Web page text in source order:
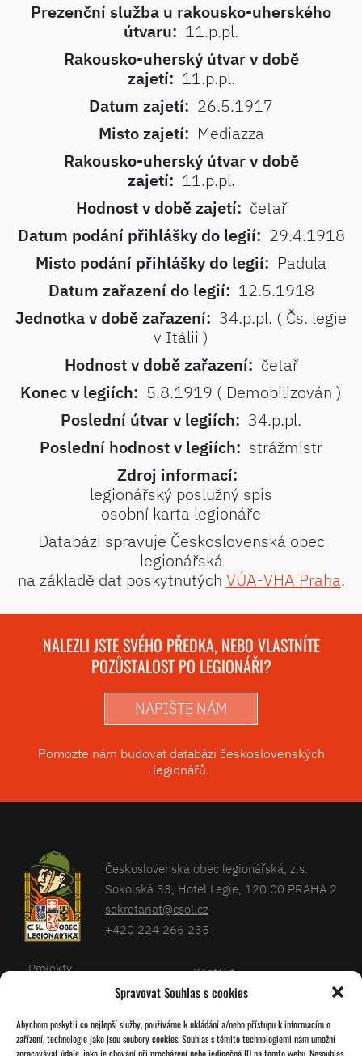
Spravovat Souhlas s cookies
Abychom poskytli co nejlepší služby, používáme k ukládání a/nebo přístupu k informacím o
zařízení, technologie jako jsou soubory cookies. Souhlas s těmito technologiemi nám umožní
zpracovávat údaje, jako je chování při procházení nebo jedinečná ID na tomto webu. Nesouhlas
Prezenční služba u rakousko-uherského
útvaru: 11.p.pl.
Rakousko-uherský útvar v době
zajetí: 11.p.pl.
Datum zajetí: 26.5.1917
Misto zajetí: Mediazza
Rakousko-uherský útvar v době
zajetí: 11.p.pl.
Hodnost v době zajetí: četař
Datum podání přihlášky do legií: 29.4.1918
Misto podání přihlášky do legií: Padula
Datum zařazení do legií: 12.5.1918
Jednotka v době zařazení: 34.p.pl. ( Čs. legie
v Itálii )
Hodnost v době zařazení: četař
Konec v legiích: 5.8.1919 ( Demobilizován )
Poslední útvar v legiích: 34.p.pl.
Poslední hodnost v legiích: strážmistr
Zdroj informací:
legionářský poslužný spis
osobní karta legionáře
Databázi spravuje Československá obec
legionářská
na základě dat poskytnutých VÚA-VHA Praha.
NALEZLI JSTE SVÉHO PŘEDKA, NEBO VLASTNÍTE
POZŮSTALOST PO LEGIONÁŘI?
NAPIŠTE NÁM
Pomozte nám budovat databázi československých
legionářů.
Československá obec legionářská, z.s.
Sokolská 33, Hotel Legie, 120 00 PRAHA 2
sekretariat@csol.cz
+420 224 266 235
Projekty
Kalendář
Kontakt
Databáze legionářů
Pro členy